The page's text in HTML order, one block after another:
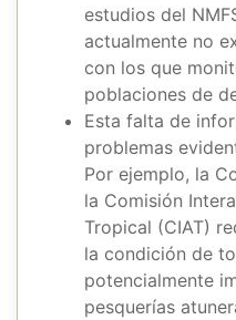
estudios del
actualmente no
con los que
poblaciones de
Esta falta de
problemas
Por ejemplo, la
la Comisión
Tropical (CIAT)
la condición de
potencialmente
pesquerías